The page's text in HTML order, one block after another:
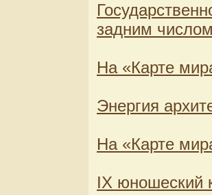
задним
На «Карте
Энергия
На «Карте
IX юношеский